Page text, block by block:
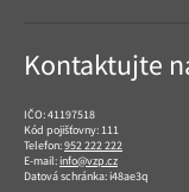
Kontaktujte
IČO: 41197518
Kód pojišťovny: 111
Telefon:952 222 222
E-mail:info@vzp.cz
Datová schránka: i48ae3q